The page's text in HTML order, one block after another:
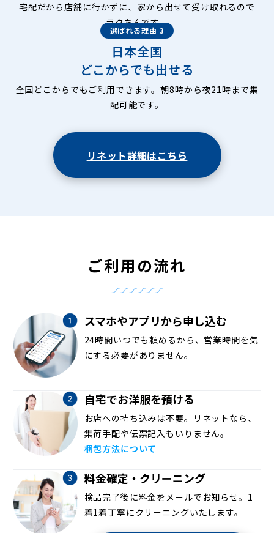
宅配だから店舗に行かずに、家から出せて受け取れるので
ラクちんです。
選ばれる理由 3
日本全国
どこからでも出せる
全国どこからでもご利用できます。朝8時から夜21時まで集
配可能です。
リネット詳細はこちら
ご利用の流れ
スマホやアプリから申し込む
24時間いつでも頼めるから、営業時間を気
にする必要がありません。
自宅でお洋服を預ける
お店への持ち込みは不要。リネットなら、
集荷手配や伝票記入もいりません。
梱包方法について
料金確定・クリーニング
検品完了後に料金をメールでお知らせ。1
着1着丁寧にクリーニングいたします。